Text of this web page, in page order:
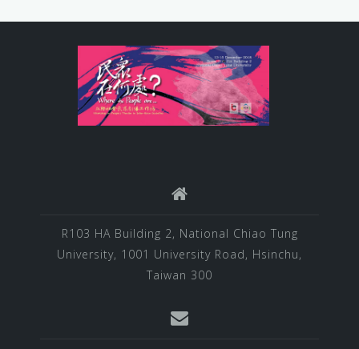
R103 HA Building 2, National Chiao Tung
University, 1001 University Road, Hsinchu,
Taiwan 300